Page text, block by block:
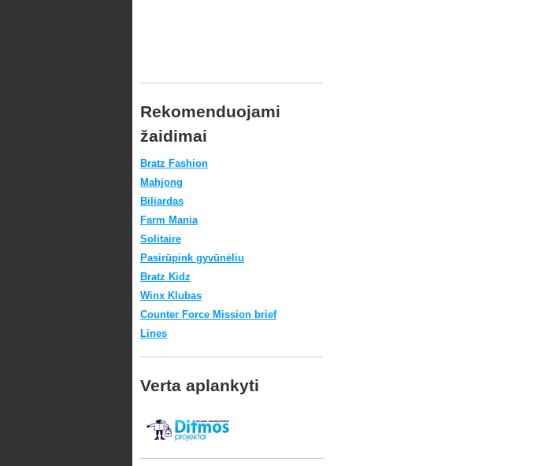
Rekomenduojami
žaidimai
Bratz Fashion
Mahjong
Biliardas
Farm Mania
Solitaire
Pasirūpink gyvūnėliu
Bratz Kidz
Winx Klubas
Counter Force Mission brief
Lines
Verta aplankyti